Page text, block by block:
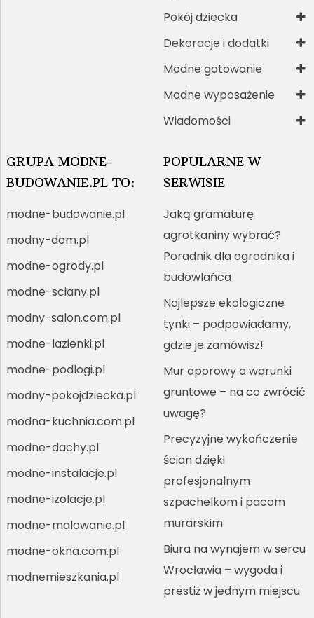
Pokój dziecka
Dekoracje i dodatki
Modne gotowanie
Modne wyposażenie
Wiadomości
GRUPA MODNE-
BUDOWANIE.PL TO:
modne-budowanie.pl
modny-dom.pl
modne-ogrody.pl
modne-sciany.pl
modny-salon.com.pl
modne-lazienki.pl
modne-podlogi.pl
modny-pokojdziecka.pl
modna-kuchnia.com.pl
modne-dachy.pl
modne-instalacje.pl
modne-izolacje.pl
modne-malowanie.pl
modne-okna.com.pl
modnemieszkania.pl
POPULARNE W
SERWISIE
Jaką gramaturę
agrotkaniny wybrać?
Poradnik dla ogrodnika i
budowlańca
Najlepsze ekologiczne
tynki – podpowiadamy,
gdzie je zamówisz!
Mur oporowy a warunki
gruntowe – na co zwrócić
uwagę?
Precyzyjne wykończenie
ścian dzięki
profesjonalnym
szpachelkom i pacom
murarskim
Biura na wynajem w sercu
Wrocławia – wygoda i
prestiż w jednym miejscu